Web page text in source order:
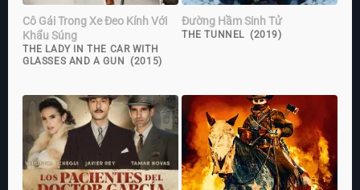
Cô Gái Trong Xe Đeo Kính Với
Khẩu Súng
THE LADY IN THE CAR WITH
GLASSES AND A GUN (2015)
Đường Hầm Sinh Tử
THE TUNNEL (2019)